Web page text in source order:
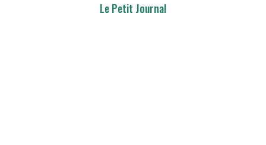
Le Petit Journal